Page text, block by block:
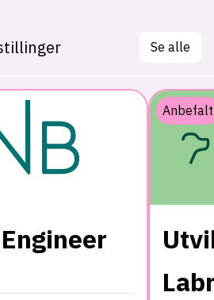
Se alle
Anbefalt